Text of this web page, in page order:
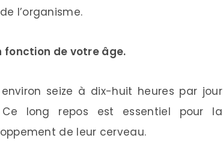
l’organisme.
fonction de votre âge.
seize à dix-huit heures par jour
long repos est essentiel pour la
de leur cerveau.